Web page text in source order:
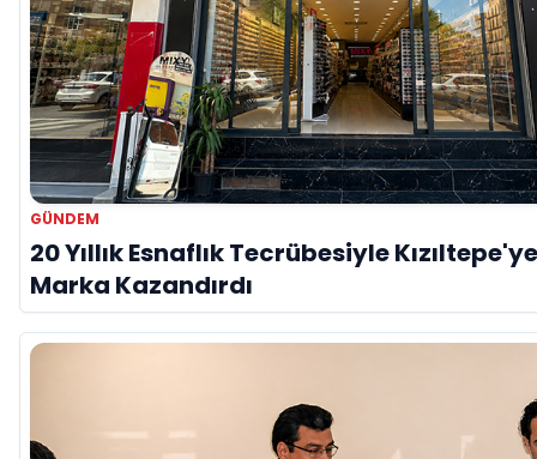
GÜNDEM
20 Yıllık Esnaflık Tecrübesiyle
Marka Kazandırdı